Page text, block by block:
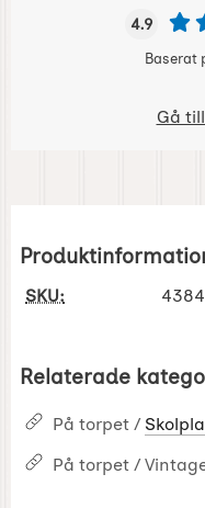
4.9
Baserat
Gå
SKU: 4384
Relaterade
På torpet /
På torpet /